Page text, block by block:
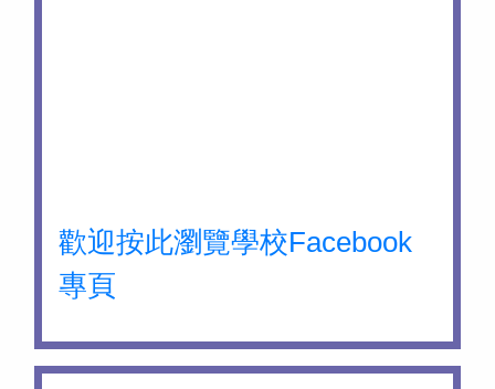
歡迎按此瀏覽學校Facebook
專頁